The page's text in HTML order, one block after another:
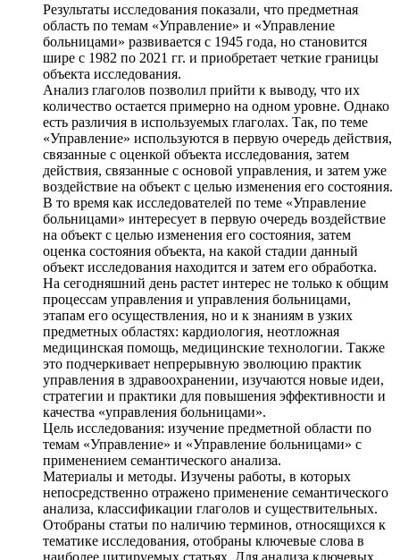
Результаты исследования показали, что предметная
область по темам «Управление» и «Управление
больницами» развивается с 1945 года, но становится
шире с 1982 по 2021 гг. и приобретает четкие границы
объекта исследования.
Анализ глаголов позволил прийти к выводу, что их
количество остается примерно на одном уровне. Однако
есть различия в используемых глаголах. Так, по теме
«Управление» используются в первую очередь действия,
связанные с оценкой объекта исследования, затем
действия, связанные с основой управления, и затем уже
воздействие на объект с целью изменения его состояния.
В то время как исследователей по теме «Управление
больницами» интересует в первую очередь воздействие
на объект с целью изменения его состояния, затем
оценка состояния объекта, на какой стадии данный
объект исследования находится и затем его обработка.
На сегодняшний день растет интерес не только к общим
процессам управления и управления больницами,
этапам его осуществления, но и к знаниям в узких
предметных областях: кардиология, неотложная
медицинская помощь, медицинские технологии. Также
это подчеркивает непрерывную эволюцию практик
управления в здравоохранении, изучаются новые идеи,
стратегии и практики для повышения эффективности и
качества «управления больницами».
Цель исследования: изучение предметной области по
темам «Управление» и «Управление больницами» с
применением семантического анализа.
Материалы и методы. Изучены работы, в которых
непосредственно отражено применение семантического
анализа, классификации глаголов и существительных.
Отобраны статьи по наличию терминов, относящихся к
тематике исследования, отобраны ключевые слова в
наиболее цитируемых статьях. Для анализа ключевых